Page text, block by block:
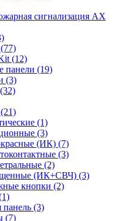
сигнализация AX
(77)
(12)
панели (19)
(3)
(32)
(21)
(1)
(3)
(ИК) (7)
(3)
(2)
(ИК+СВЧ) (3)
кнопки (2)
панель (3)
(7)